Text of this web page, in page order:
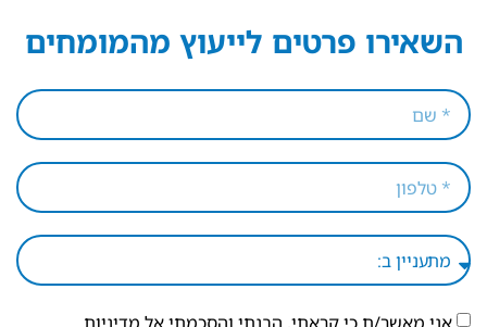
השאירו פרטים לייעוץ מהמומחים